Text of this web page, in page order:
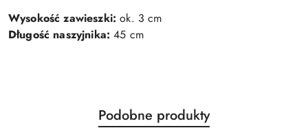
Wysokość zawieszki: ok. 3 cm
Długość naszyjnika: 45 cm
Pomiń karuzelę produktów
Produkty
Podobne produkty